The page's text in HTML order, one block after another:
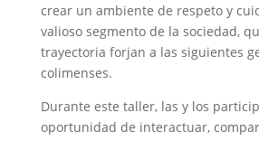
crear un ambiente de respeto y
valioso segmento de la sociedad,
trayectoria forjan a las siguientes
colimenses.
Durante este taller, las y los
oportunidad de interactuar,